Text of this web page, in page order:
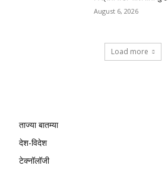
August 6, 2026
Load more
ताज्या बातम्या
देश-विदेश
टेक्नॉलॉजी